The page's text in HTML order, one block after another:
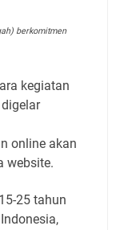
berkomitmen
kegiatan
online akan
website.
25 tahun